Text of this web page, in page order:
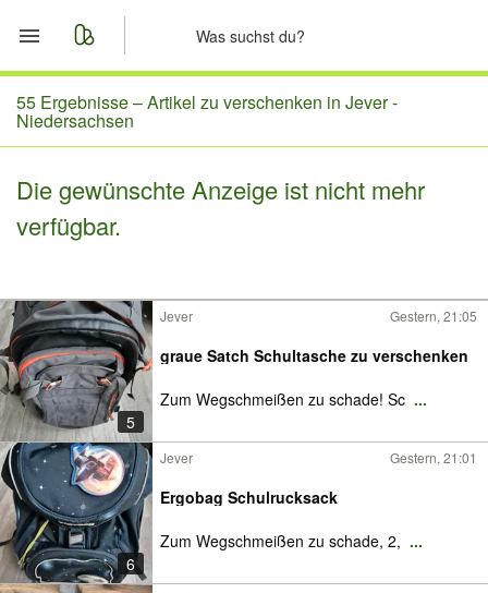
Start
Merkliste
Nachrichten
55 Ergebnisse –Artikel zu verschenken in Jever -
Niedersachsen
Die gewünschte Anzeige ist nicht mehr
verfügbar.
5
Jever Gestern, 21:05
graue Satch Schultasche zu verschenken
Zum Wegschmeißen zu schade! Sc ...
6
Jever Gestern, 21:01
Ergobag Schulrucksack
Zum Wegschmeißen zu schade, 2, ...